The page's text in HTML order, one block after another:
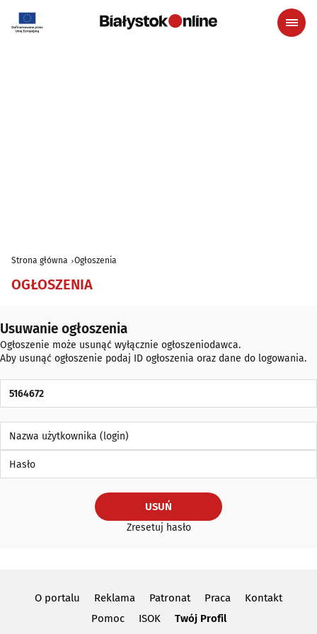
Strona główna Ogłoszenia
OGŁOSZENIA
Usuwanie ogłoszenia
Ogłoszenie może usunąć wyłącznie ogłoszeniodawca.
Aby usunąć ogłoszenie podaj ID ogłoszenia oraz dane do logowania.
USUŃ
Zresetuj hasło
O portalu Reklama Patronat Praca
Kontakt
Pomoc
ISOK Twój Profil